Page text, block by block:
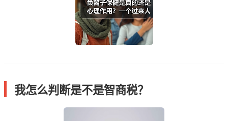
我怎么判断是不是智商税？